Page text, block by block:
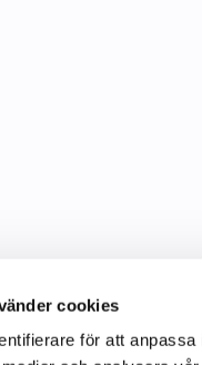
cookies
för att
C&C